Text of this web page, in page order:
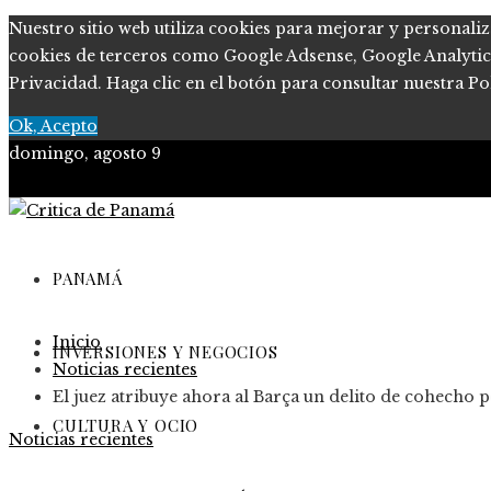
Nuestro sitio web utiliza cookies para mejorar y
cookies de terceros como Google Adsense, Google
Privacidad. Haga clic en el botón para consultar nuestra
Ok, Acepto
domingo, agosto 9
PANAMÁ
INVERSIONES Y NEGOCIOS
CULTURA Y OCIO
Inicio
Noticias recientes
El juez atribuye ahora al Barça un delito de cohecho
Noticias recientes